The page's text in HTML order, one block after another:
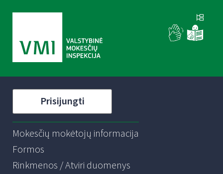
Prisijungti
Mokesčių mokėtojų informacija
Formos
Rinkmenos / Atviri duomenys